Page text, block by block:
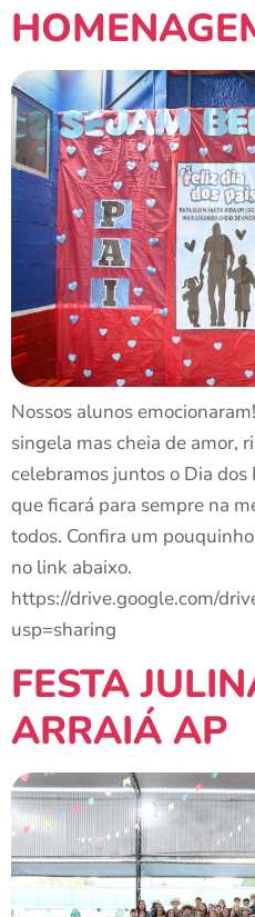
Nossos alunos emocionaram!
singela mas cheia de amor,
celebramos juntos o Dia
que ficará para sempre na
todos. Confira um
no link abaixo.
https://drive.google.com/
usp=sharing
FESTA
ARRAIÁ AP